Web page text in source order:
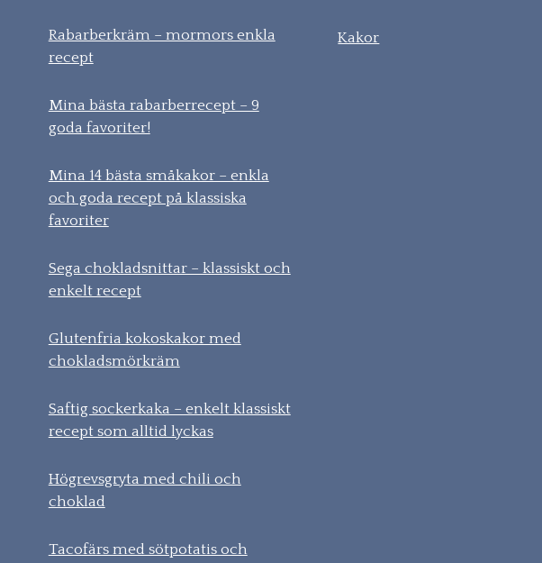
Rabarberkräm – mormors enkla
recept
Mina bästa rabarberrecept – 9
goda favoriter!
Mina 14 bästa småkakor – enkla
och goda recept på klassiska
favoriter
Sega chokladsnittar – klassiskt och
enkelt recept
Glutenfria kokoskakor med
chokladsmörkräm
Saftig sockerkaka – enkelt klassiskt
recept som alltid lyckas
Högrevsgryta med chili och
choklad
Tacofärs med sötpotatis och
Kakor